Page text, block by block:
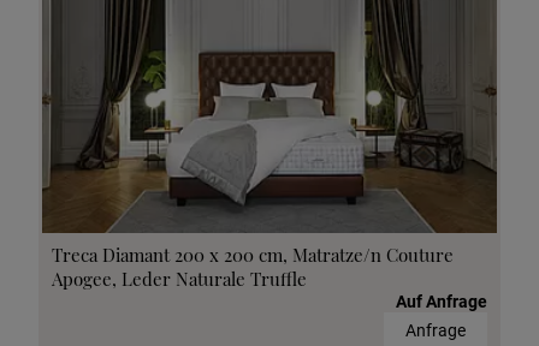
Treca Diamant 200 x 200 cm, Matratze/n Couture
Apogee, Leder Naturale Truffle
Auf Anfrage
Anfrage